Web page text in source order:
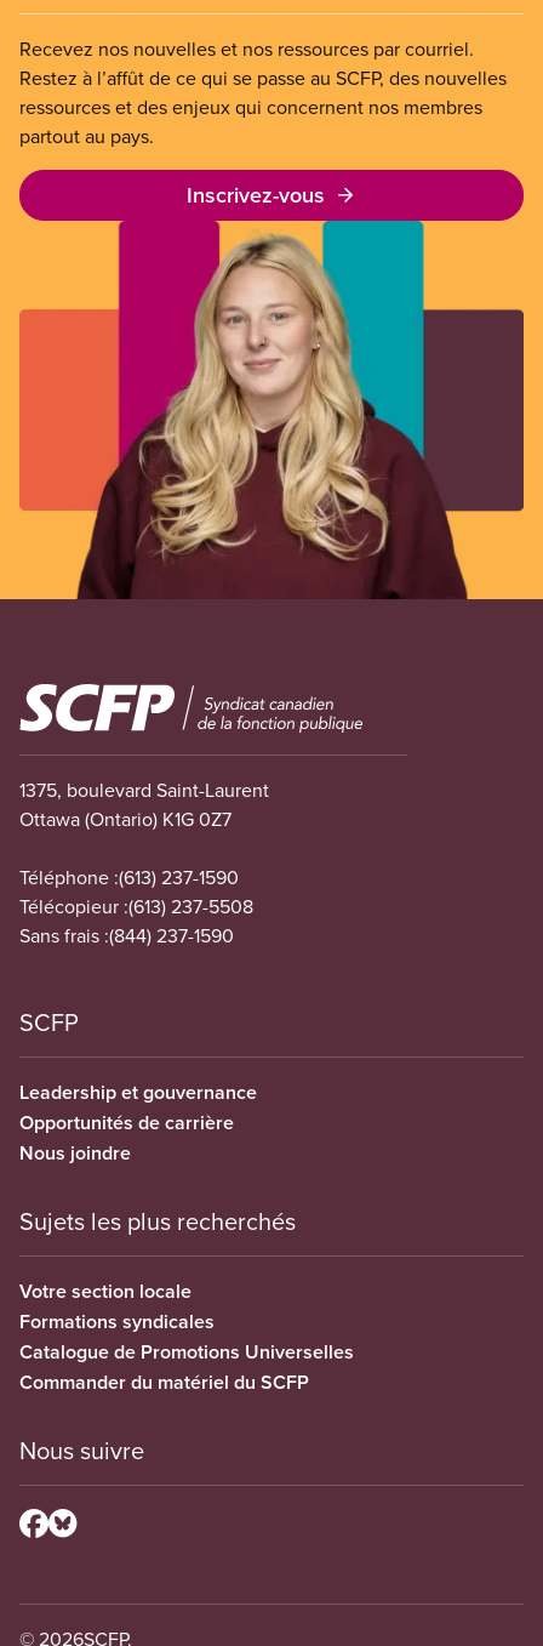
Recevez nos nouvelles et nos ressources par courriel.
Restez à l’affût de ce qui se passe au SCFP, des nouvelles
ressources et des enjeux qui concernent nos membres
partout au pays.
Inscrivez-vous
Image
1375, boulevard Saint-Laurent
Ottawa (Ontario) K1G 0Z7
Téléphone :(613) 237-1590
Télécopieur :(613) 237-5508
Sans frais :(844) 237-1590
SCFP
Leadership et gouvernance
Opportunités de carrière
Nous joindre
Sujets les plus recherchés
Votre section locale
Formations syndicales
Catalogue de Promotions Universelles
Commander du matériel du SCFP
Nous suivre
© 2026SCFP.